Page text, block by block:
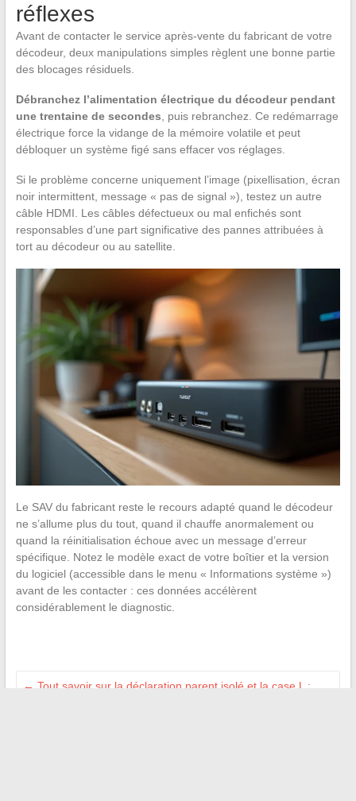
réflexes
Avant de contacter le service après-vente du fabricant de votre
décodeur, deux manipulations simples règlent une bonne partie
des blocages résiduels.
Débranchez l’alimentation électrique du décodeur pendant
une trentaine de secondes, puis rebranchez. Ce redémarrage
électrique force la vidange de la mémoire volatile et peut
débloquer un système figé sans effacer vos réglages.
Si le problème concerne uniquement l’image (pixellisation, écran
noir intermittent, message « pas de signal »), testez un autre
câble HDMI. Les câbles défectueux ou mal enfichés sont
responsables d’une part significative des pannes attribuées à
tort au décodeur ou au satellite.
Le SAV du fabricant reste le recours adapté quand le décodeur
ne s’allume plus du tout, quand il chauffe anormalement ou
quand la réinitialisation échoue avec un message d’erreur
spécifique. Notez le modèle exact de votre boîtier et la version
du logiciel (accessible dans le menu « Informations système »)
avant de les contacter : ces données accélèrent
considérablement le diagnostic.
← Tout savoir sur la déclaration parent isolé et la case L :